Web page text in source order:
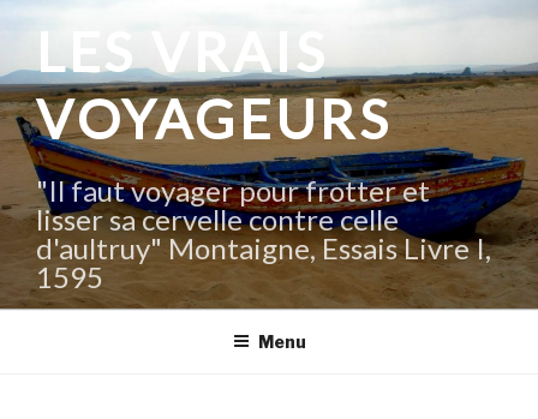
contenu
principal
LES VRAIS
VOYAGEURS
"Il faut voyager pour frotter et
lisser sa cervelle contre celle
d'aultruy" Montaigne, Essais Livre I,
1595
Menu